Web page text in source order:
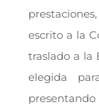
escrito a la
traslado a la
elegida
presentando